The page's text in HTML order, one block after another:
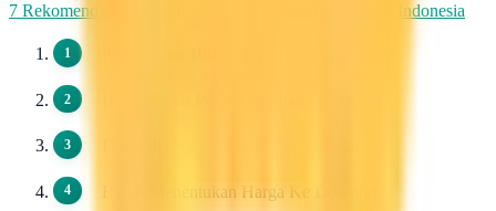
7 Rekomendasi Pengirim WhatsApp Massal Terbaik di Indonesia
Bebas Menentukan Harga Ke Downline.